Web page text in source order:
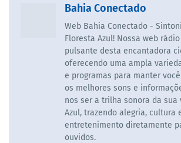
Bahia Conectado
Web Bahia Conectado -
Floresta Azul! Nossa web
pulsante desta encantadora
oferecendo uma ampla
e programas para manter
os melhores sons e
nos ser a trilha sonora da sua
Azul, trazendo alegria, cultura
entretenimento diretamente
ouvidos.